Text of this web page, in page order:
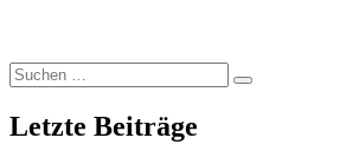
Suchen
nach:
Suchen
Letzte Beiträge